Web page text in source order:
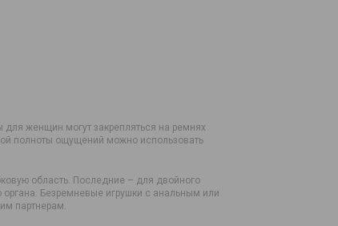
женщин могут закрепляться на ремнях
полноты ощущений можно использовать
область. Последние – для двойного
Безремневые игрушки с анальным или
партнерам.